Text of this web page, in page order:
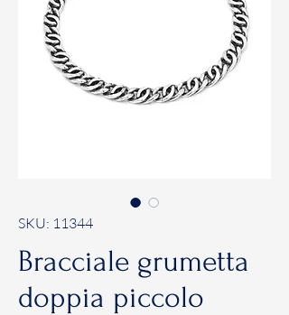
SKU: 11344
Bracciale grumetta
doppia piccolo